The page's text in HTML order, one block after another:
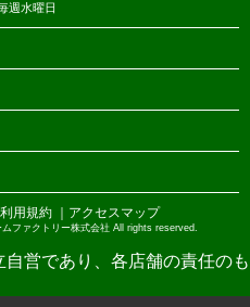
週水曜日
利用規約 ｜アクセスマップ
ファクトリー株式会社 All rights reserved.
営であり、各店舗の責任のも